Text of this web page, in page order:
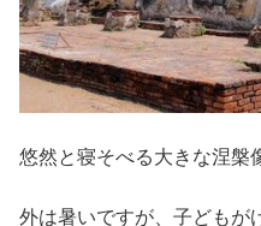
悠然と寝そべる大きな涅槃
外は暑いですが、子どもが